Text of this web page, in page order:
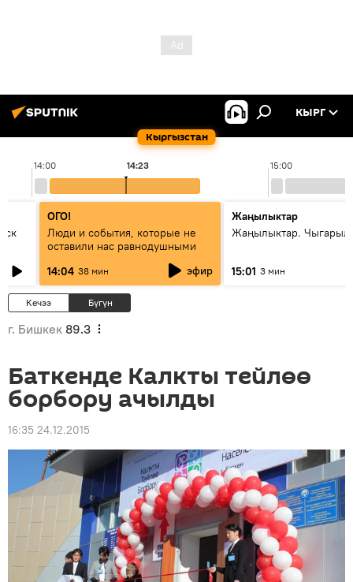
Кыргызстан
КЫРГ
14:00 15:00
14:23
ОГО!
Люди и события, которые не
оставили нас равнодушными
14:04 38 мин эфир
Жаңылыктар
Жаңылыктар.
15:01 3 мин
Кечээ Бүгүн
г. Бишкек 89.3
Баткенде Калкты тейлөө
борбору ачылды
16:35 24.12.2015